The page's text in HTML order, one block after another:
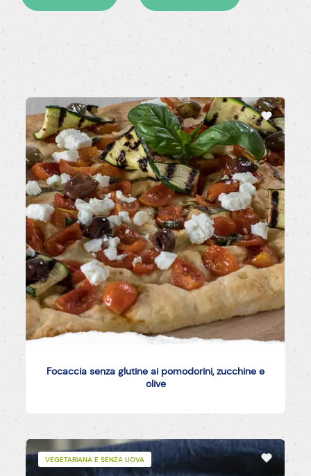
Focaccia senza glutine ai pomodorini, zucchine e
olive
VEGETARIANA E SENZA UOVA